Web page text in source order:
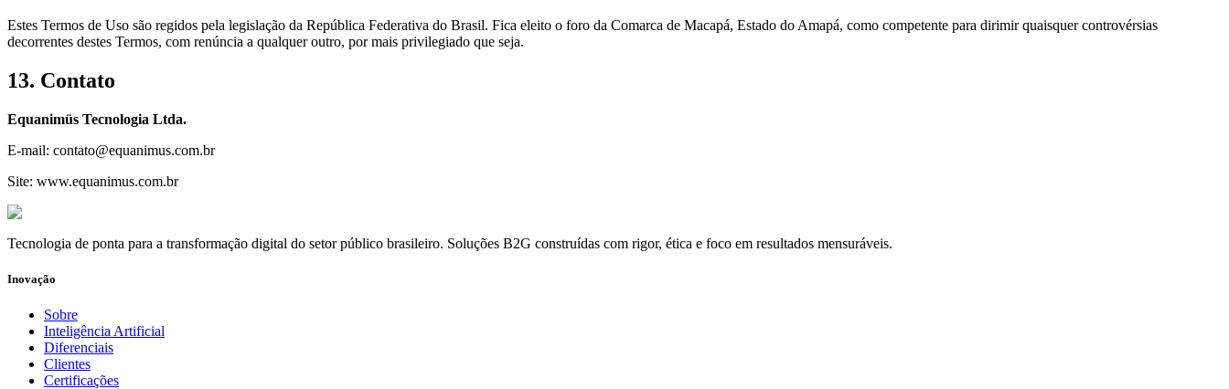
Estes Termos de Uso são regidos pela legislação da República Federativa do Brasil. Fica eleito o foro da Comarca de Macapá, Estado do Amapá, como competente para dirimir quaisquer controvérsias
decorrentes destes Termos, com renúncia a qualquer outro, por mais privilegiado que seja.
13. Contato
Equanimüs Tecnologia Ltda.
E-mail: contato@equanimus.com.br
Site: www.equanimus.com.br
Tecnologia de ponta para a transformação digital do setor público brasileiro. Soluções B2G construídas com rigor, ética e foco em resultados mensuráveis.
Inovação
Sobre
Inteligência Artificial
Diferenciais
Clientes
Certificações